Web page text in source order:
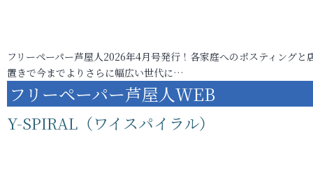
フリーペーパー芦屋人2026年4月号発行！各家庭へのポスティングと
置きで今までよりさらに幅広い世代に…
フリーペーパー芦屋人WEB
Y-SPIRAL（ワイスパイラル）